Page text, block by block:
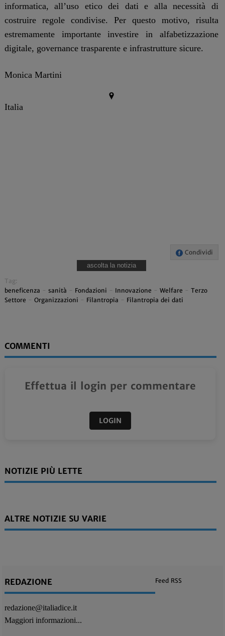
informatica, all’uso etico dei dati e alla necessità di
costruire regole condivise. Per questo motivo, risulta
estremamente importante investire in alfabetizzazione
digitale, governance trasparente e infrastrutture sicure.
Monica Martini
Italia
Condividi
ascolta la notizia
Tag:
beneficenza - sanità - Fondazioni - Innovazione - Welfare - Terzo
Settore - Organizzazioni - Filantropia - Filantropia dei dati
COMMENTI
Effettua il login per commentare
LOGIN
NOTIZIE PIÙ LETTE
ALTRE NOTIZIE SU VARIE
REDAZIONE
redazione@italiadice.it
Maggiori informazioni...
Feed RSS